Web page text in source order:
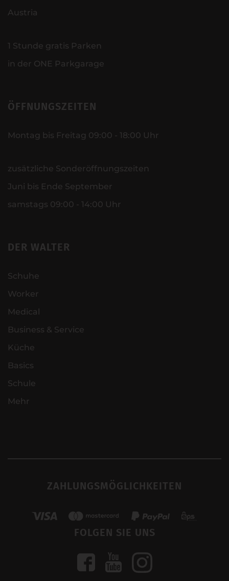
Austria
1 Stunde gratis Parken
in der ONE Parkgarage
ÖFFNUNGSZEITEN
Montag bis Freitag 09:00 - 18:00 Uhr
zusätzliche Sonderöffnungszeiten
Juni bis Ende September
samstags 09:00 - 14:00 Uhr
DER WALTER
Schuhe
Worker
Medical
Business & Service
Küche
Basics
Schule
Mehr
ZAHLUNGSMÖGLICHKEITEN
FOLGEN SIE UNS